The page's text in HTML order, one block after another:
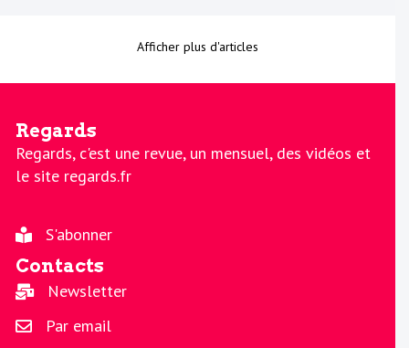
Afficher plus d'articles
Regards
Regards, c'est une revue, un mensuel, des vidéos et
le site regards.fr
S'abonner
Contacts
Newsletter
Par email